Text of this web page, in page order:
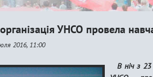
УНСО провела
2016, 11:00
В ніч з 23